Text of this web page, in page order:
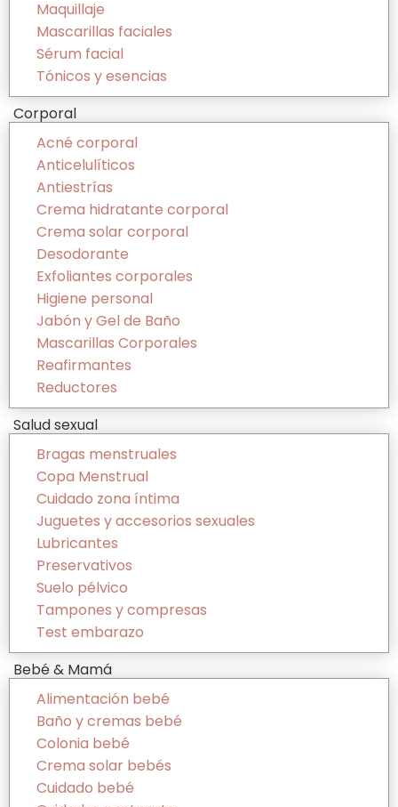
Maquillaje
Mascarillas faciales
Sérum facial
Tónicos y esencias
Corporal
Acné corporal
Anticelulíticos
Antiestrías
Crema hidratante corporal
Crema solar corporal
Desodorante
Exfoliantes corporales
Higiene personal
Jabón y Gel de Baño
Mascarillas Corporales
Reafirmantes
Reductores
Salud sexual
Bragas menstruales
Copa Menstrual
Cuidado zona íntima
Juguetes y accesorios sexuales
Lubricantes
Preservativos
Suelo pélvico
Tampones y compresas
Test embarazo
Bebé & Mamá
Alimentación bebé
Baño y cremas bebé
Colonia bebé
Crema solar bebés
Cuidado bebé